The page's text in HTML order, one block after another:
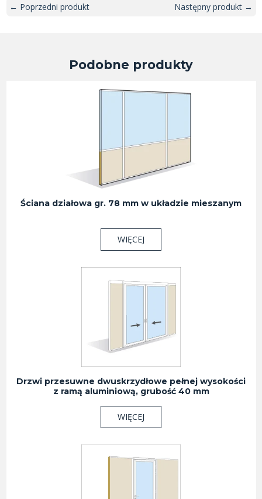
← Poprzedni produkt Następny produkt →
Podobne produkty
Ściana działowa gr. 78 mm w układzie mieszanym
WIĘCEJ
Drzwi przesuwne dwuskrzydłowe pełnej wysokości
z ramą aluminiową, grubość 40 mm
WIĘCEJ